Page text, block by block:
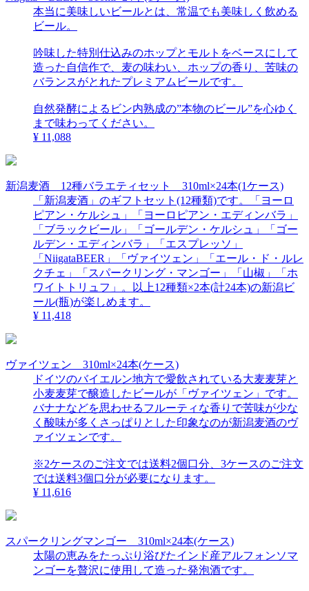
本当に美味しいビールとは、常温でも美味しく飲める
ビール。
吟味した特別仕込みのホップとモルトをベースにして
造った自信作で、麦の味わい、ホップの香り、苦味の
バランスがとれたプレミアムビールです。
自然発酵によるビン内熟成の”本物のビール”を心ゆく
まで味わってください。
¥ 11,088
新潟麦酒 12種バラエティセット 310ml×24本(1ケース)
「新潟麦酒」のギフトセット(12種類)です。「ヨーロ
ピアン・ケルシュ」「ヨーロピアン・エディンバラ」
「ブラックビール」「ゴールデン・ケルシュ」「ゴー
ルデン・エディンバラ」「エスプレッソ」
「NiigataBEER」「ヴァイツェン」「エール・ド・ルレ
クチェ」「スパークリング・マンゴー」「山椒」「ホ
ワイトトリュフ」。以上12種類×2本(計24本)の新潟ビ
ール(瓶)が楽しめます。
¥ 11,418
ヴァイツェン 310ml×24本(ケース)
ドイツのバイエルン地方で愛飲されている大麦麦芽と
小麦麦芽で醸造したビールが「ヴァイツェン」です。
バナナなどを思わせるフルーティな香りで苦味が少な
く酸味が多くさっぱりとした印象なのが新潟麦酒のヴ
ァイツェンです。
※2ケースのご注文では送料2個口分、3ケースのご注文
では送料3個口分が必要になります。
¥ 11,616
スパークリングマンゴー 310ml×24本(ケース)
太陽の恵みをたっぷり浴びたインド産アルフォンソマ
ンゴーを贅沢に使用して造った発泡酒です。